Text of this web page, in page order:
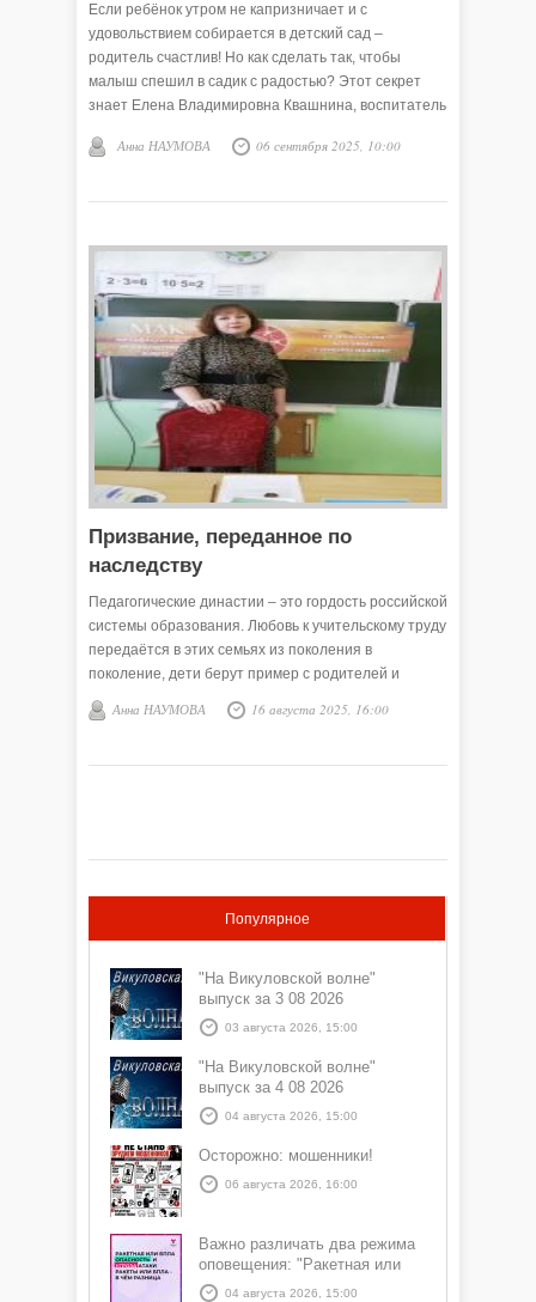
Если ребёнок утром не капризничает и с
удовольствием собирается в детский сад –
родитель счастлив! Но как сделать так, чтобы
малыш спешил в садик с радостью? Этот секрет
знает Елена Владимировна Квашнина, воспитатель
важно, чтобы дети испытывали в садике только
комфортно и в безопасности, ощущали заботу и
познавательными занятиями вместе с друзьями. К
такому результату она и стремится в работе.
Анна НАУМОВА 06 сентября 2025, 10:00
Призвание, переданное по
наследству
Педагогические династии – это гордость российской
системы образования. Любовь к учительскому труду
передаётся в этих семьях из поколения в
поколение, дети берут пример с родителей и
продолжают их профессиональный путь. У каждой
династии тысячи воспитанников, которые
специалистами: учёными, спортсменами,
Анна НАУМОВА 16 августа 2025, 16:00
Популярное
"На Викуловской волне"
выпуск за 3 08 2026
03 августа 2026, 15:00
"На Викуловской волне"
выпуск за 4 08 2026
04 августа 2026, 15:00
Осторожно: мошенники!
06 августа 2026, 16:00
Важно различать два режима
оповещения: "Ракетная или
БПЛА опасность" и "Угроза
04 августа 2026, 15:00